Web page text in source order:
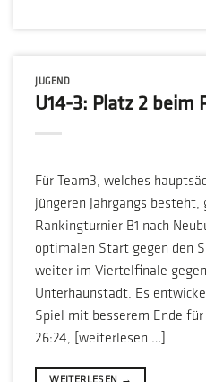
JUGEND
U14-3: Platz 2 beim
Für Team3, welches
jüngeren Jahrgangs
Rankingturnier B1 nach
optimalen Start gegen den
weiter im Viertelfinale gegen
Unterhaunstadt. Es
Spiel mit besserem Ende für
26:24, [weiterlesen …]